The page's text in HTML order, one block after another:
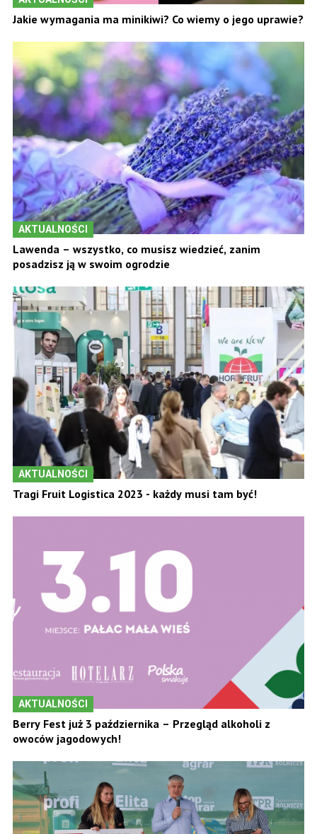
Jakie wymagania ma minikiwi? Co wiemy o jego uprawie?
AKTUALNOŚCI
Lawenda – wszystko, co musisz wiedzieć, zanim
posadzisz ją w swoim ogrodzie
AKTUALNOŚCI
Tragi Fruit Logistica 2023 - każdy musi tam być!
AKTUALNOŚCI
Berry Fest już 3 października – Przegląd alkoholi z
owoców jagodowych!